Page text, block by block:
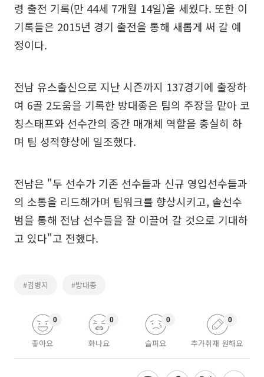
령 출전 기록(만 44세 7개월 14일)을 세웠다. 또한 이
기록들은 2015년 경기 출전을 통해 새롭게 써 갈 예
정이다.
전남 유스출신으로 지난 시즌까지 137경기에 출장하
여 6골 2도움을 기록한 방대종은 팀의 주장을 맡아 코
칭스태프와 선수간의 중간 매개체 역할을 충실히 하
며 팀 성적향상에 일조했다.
전남은 "두 선수가 기존 선수들과 신규 영입선수들과
의 소통을 리드해가며 팀워크를 향상시키고, 솔선수
범을 통해 전남 선수들을 잘 이끌어 갈 것으로 기대하
고 있다"고 전했다.
#김병지 #방대종
좋아요
0
화나요
0
슬퍼요
0
추가취재 원해요
0